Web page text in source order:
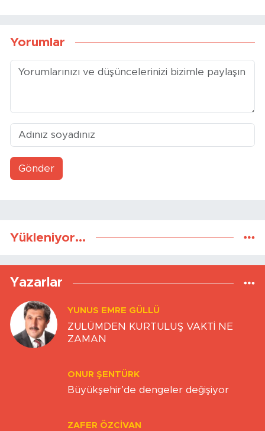
Yorumlar
Gönder
Yükleniyor...
Yazarlar
YUNUS EMRE GÜLLÜ
ZULÜMDEN KURTULUŞ VAKTİ NE
ZAMAN
ONUR ŞENTÜRK
Büyükşehir’de dengeler değişiyor
ZAFER ÖZCIVAN